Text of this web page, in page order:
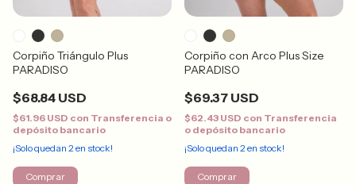
Corpiño Triángulo Plus
PARADISO
$68.84 USD
$61.96 USD con Transferencia o
depósito bancario
¡Solo quedan 2 en stock!
Comprar
Corpiño con Arco Plus Size
PARADISO
$69.37 USD
$62.43 USD con Transferencia
o depósito bancario
¡Solo quedan 2 en stock!
Comprar